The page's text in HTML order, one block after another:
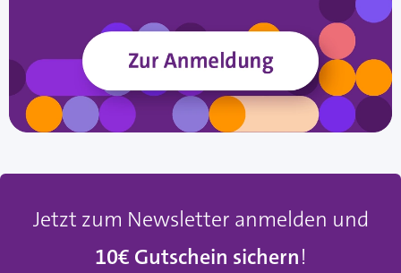
Jetzt zum Newsletter anmelden und
10€ Gutschein sichern!